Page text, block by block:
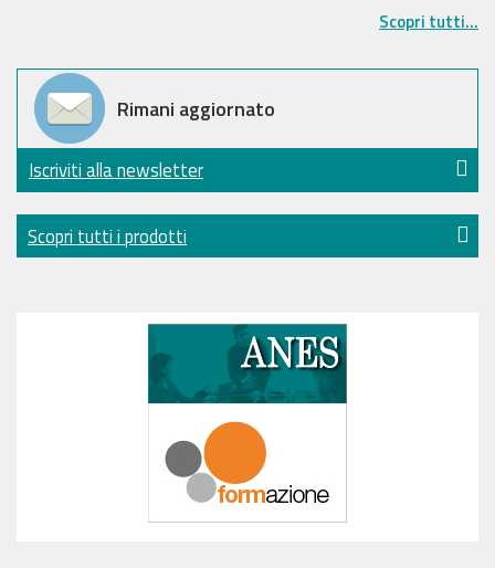
Scopri tutti...
Rimani aggiornato
Iscriviti alla newsletter
Scopri tutti i prodotti